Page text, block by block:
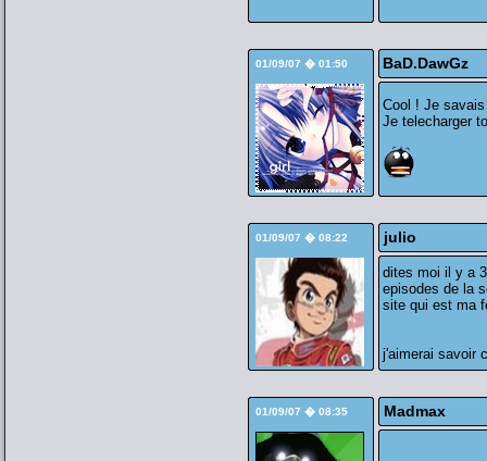
01/09/07 � 01:50 BaD.DawGz
Cool ! Je
Je telecharger
01/09/07 � 08:22 julio
dites moi il y a
episodes de la
site qui est ma
j'aimerai savoir
01/09/07 � 08:35 Madmax